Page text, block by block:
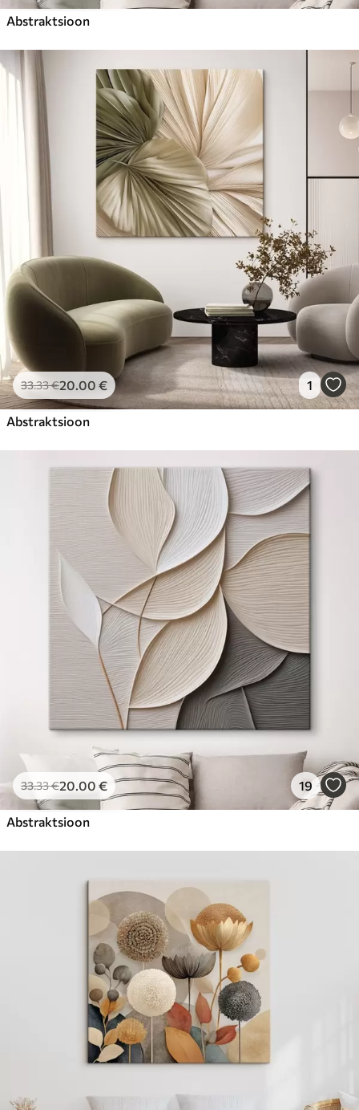
Abstraktsioon
33.33€20.00 € 1
Abstraktsioon
33.33€20.00 € 19
Abstraktsioon